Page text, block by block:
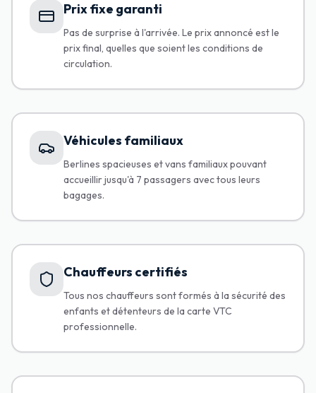
Prix fixe garanti
Pas de surprise à l'arrivée. Le prix annoncé est le
prix final, quelles que soient les conditions de
circulation.
Véhicules familiaux
Berlines spacieuses et vans familiaux pouvant
accueillir jusqu'à 7 passagers avec tous leurs
bagages.
Chauffeurs certifiés
Tous nos chauffeurs sont formés à la sécurité des
enfants et détenteurs de la carte VTC
professionnelle.